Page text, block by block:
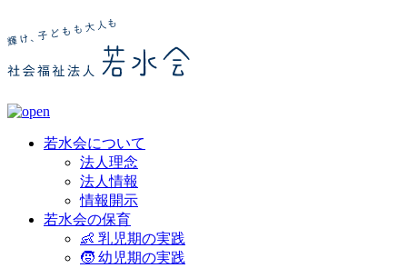
若水会について
法人理念
法人情報
情報開示
若水会の保育
👶 乳児期の実践
🧒 幼児期の実践